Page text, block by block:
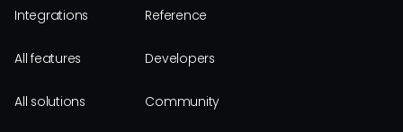
Integrations
All features
All solutions
Reference
Developers
Community